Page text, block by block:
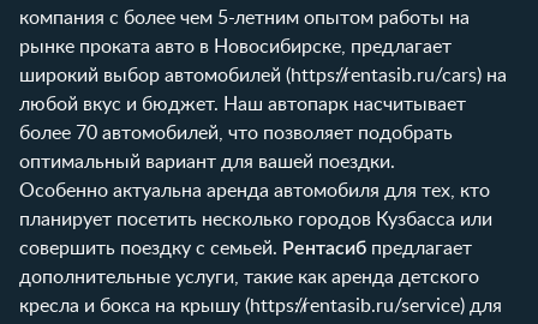
компания с более чем 5-летним опытом работы на
рынке проката авто в Новосибирске, предлагает
широкий выбор автомобилей (https://rentasib.ru/cars) на
любой вкус и бюджет. Наш автопарк насчитывает
более 70 автомобилей, что позволяет подобрать
оптимальный вариант для вашей поездки.
Особенно актуальна аренда автомобиля для тех, кто
планирует посетить несколько городов Кузбасса или
совершить поездку с семьей. Рентасиб предлагает
дополнительные услуги, такие как аренда детского
кресла и бокса на крышу (https://rentasib.ru/service) для